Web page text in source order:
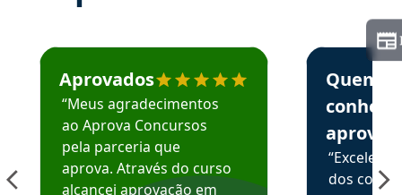
Estudante José recomenda o Aprova Concursos em
Aprovados
“Meus agradecimentos
ao Aprova Concursos
pela parceria que
aprova. Através do curso
alcancei aprovação em
Estudante
Quem
aprova
dos